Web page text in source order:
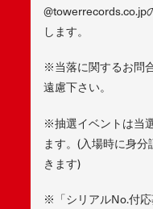
@towerrecords.co.jp
します。
※当落に関するお問
遠慮下さい。
※抽選イベントは当
ます。(入場時に身
きます)
※「シリアルNo.付応